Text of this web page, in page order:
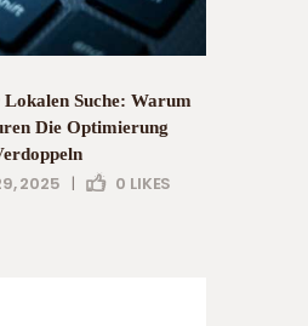
Suche: Warum
Die Optimierung
2025 | 0 LIKES